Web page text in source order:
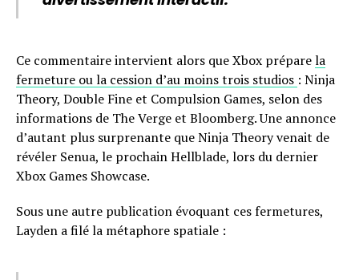
Ce commentaire intervient alors que Xbox préparela
fermeture ou la cession d’au moins trois studios : Ninja
Theory, Double Fine et Compulsion Games, selon des
informations de The Verge et Bloomberg. Une annonce
d’autant plus surprenante que Ninja Theory venait de
révéler Senua, le prochain Hellblade, lors du dernier
Xbox Games Showcase.
Sous une autre publication évoquant ces fermetures,
Layden a filé la métaphore spatiale :